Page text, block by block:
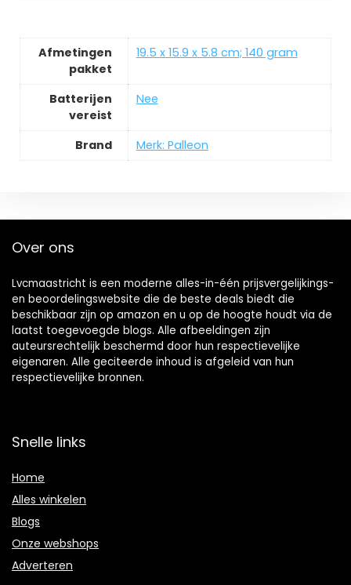
Afmetingen
pakket
‎19.5 x 15.9 x 5.8 cm; 140 gram
Batterijen
vereist
‎Nee
Brand Merk: Palleon
Over ons
Lvcmaastricht is een moderne alles-in-één prijsvergelijkings-
en beoordelingswebsite die de beste deals biedt die
beschikbaar zijn op amazon en u op de hoogte houdt via de
laatst toegevoegde blogs. Alle afbeeldingen zijn
auteursrechtelijk beschermd door hun respectievelijke
eigenaren. Alle geciteerde inhoud is afgeleid van hun
respectievelijke bronnen.
Snelle links
Home
Alles winkelen
Blogs
Onze webshops
Adverteren